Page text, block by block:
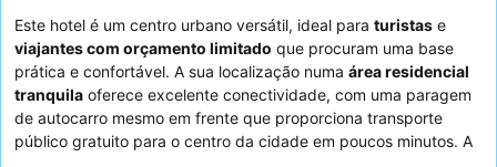
Este hotel é um centro urbano versátil, ideal para turistas e
viajantes com orçamento limitado que procuram uma base
prática e confortável. A sua localização numa área residencial
tranquila oferece excelente conectividade, com uma paragem
de autocarro mesmo em frente que proporciona transporte
público gratuito para o centro da cidade em poucos minutos. A